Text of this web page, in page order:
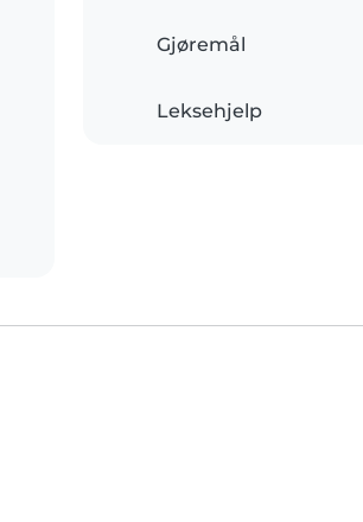
Gjøremål
Leksehjelp